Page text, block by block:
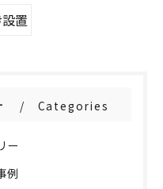
置
Categories
ー
例